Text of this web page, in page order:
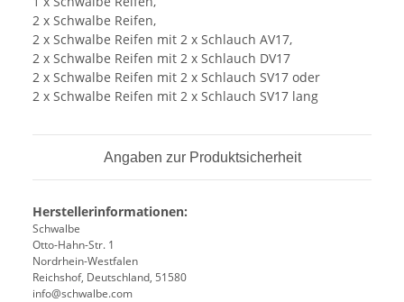
2 x Schwalbe Reifen,
2 x Schwalbe Reifen mit 2 x Schlauch AV17,
2 x Schwalbe Reifen mit 2 x Schlauch DV17
2 x Schwalbe Reifen mit 2 x Schlauch SV17 oder
2 x Schwalbe Reifen mit 2 x Schlauch SV17 lang
Angaben zur Produktsicherheit
Herstellerinformationen:
Schwalbe
Otto-Hahn-Str. 1
Nordrhein-Westfalen
Reichshof, Deutschland, 51580
info@schwalbe.com